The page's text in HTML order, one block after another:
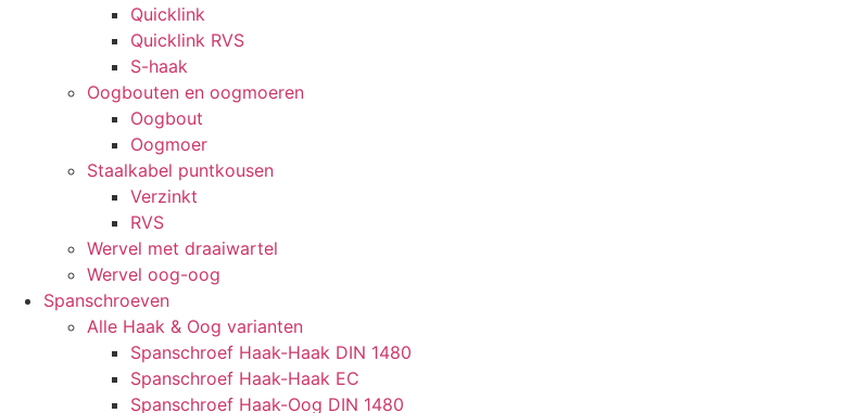
Quicklink
Quicklink RVS
S-haak
Oogbouten en oogmoeren
Oogbout
Oogmoer
Staalkabel puntkousen
Verzinkt
RVS
Wervel met draaiwartel
Wervel oog-oog
Spanschroeven
Alle Haak & Oog varianten
Spanschroef Haak-Haak DIN 1480
Spanschroef Haak-Haak EC
Spanschroef Haak-Oog DIN 1480